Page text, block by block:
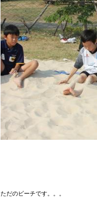
ただのビーチです。。。